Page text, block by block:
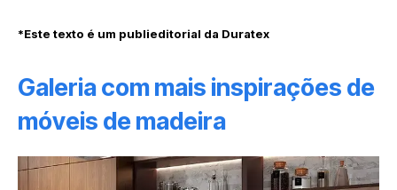
*Este texto é um publieditorial da Duratex
Galeria com mais inspirações de
móveis de madeira